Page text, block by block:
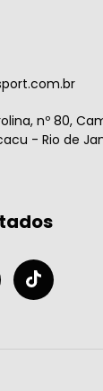
nº 80,
- Rio de